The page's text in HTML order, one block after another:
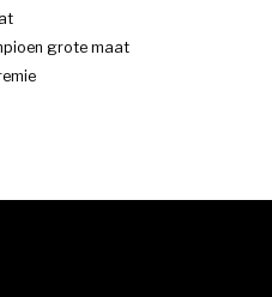
grote maat